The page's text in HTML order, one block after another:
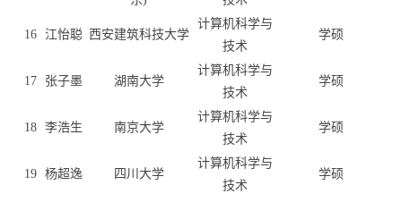
16 江怡聪 西安建筑科技大学
计算机科学与
技术
学硕
17 张子墨 湖南大学
计算机科学与
技术
学硕
18 李浩生 南京大学
计算机科学与
技术
学硕
19 杨超逸 四川大学
计算机科学与
技术
学硕